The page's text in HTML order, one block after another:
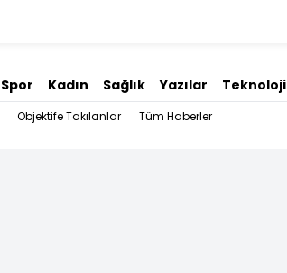
Spor Kadın Sağlık Yazılar Teknoloji
Objektife Takılanlar Tüm Haberler